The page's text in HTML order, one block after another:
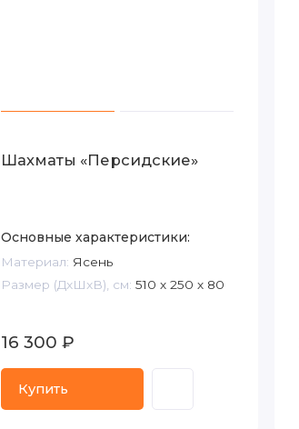
Шахматы «Персидские»
Основные характеристики:
Материал: Ясень
Размер (ДxШxВ), см: 510 х 250 х 80
16 300 ₽
Купить